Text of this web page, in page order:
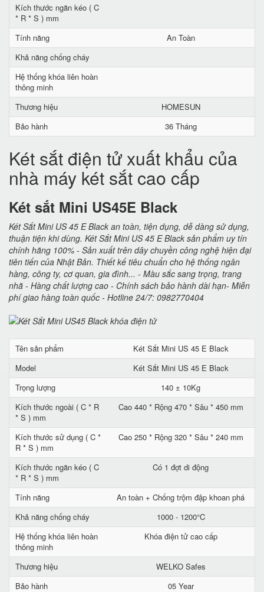
Kích thước ngăn kéo ( C
* R * S ) mm
Tính năng
An Toàn
Khả năng chống cháy
Hệ thống khóa liên hoàn
thông minh
Thương hiệu
HOMESUN
Bảo hành
36 Tháng
Két sắt điện tử xuất khẩu của
nhà máy két sắt cao cấp
Két sắt Mini US45E Black
Két Sắt Mini US 45 E Black an toàn, tiện dụng, dễ dàng sử dụng,
thuận tiện khi dùng. Két Sắt Mini US 45 E Black sản phẩm uy tín
chính hãng 100% - Sản xuất trên dây chuyền công nghệ hiện đại
tiên tiến của Nhật Bản. Thiết kế tiêu chuẩn cho hệ thống ngân
hàng, công ty, cơ quan, gia đình... - Màu sắc sang trọng, trang
nhã - Hàng chất lượng cao - Chính sách bảo hành dài hạn- Miễn
phí giao hàng toàn quốc - Hotline 24/7: 0982770404
Tên sản phẩm
Két Sắt Mini US 45 E Black
Model
Két Sắt Mini US 45 E Black
Trọng lượng
140 ± 10Kg
Kích thước ngoài ( C * R
* S ) mm
Cao 440 * Rộng 470 * Sâu * 450 mm
Kích thước sử dụng ( C *
R * S ) mm
Cao 250 * Rộng 320 * Sâu * 240 mm
Kích thước ngăn kéo ( C
* R * S ) mm
Có 1 đợt di động
Tính năng
An toàn + Chống trộm đập khoan phá
Khả năng chống cháy
1000 - 1200°C
Hệ thống khóa liên hoàn
thông minh
Khóa điện tử cao cấp
Thương hiệu
WELKO Safes
Bảo hành
05 Year